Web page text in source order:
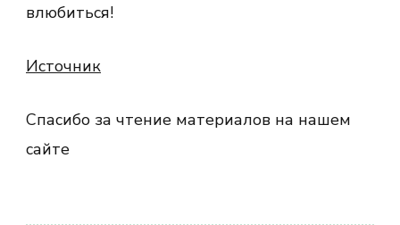
влюбиться!
Источник
Спасибо за чтение материалов на нашем
сайте